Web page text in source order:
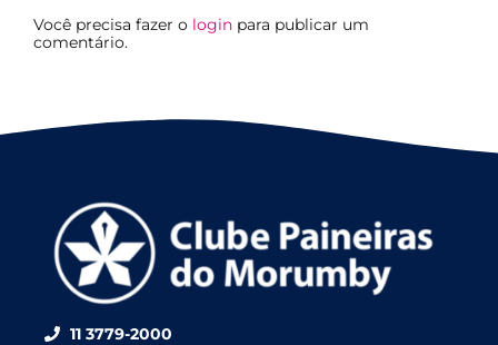
Você precisa fazer o login para publicar um
comentário.
11 3779-2000